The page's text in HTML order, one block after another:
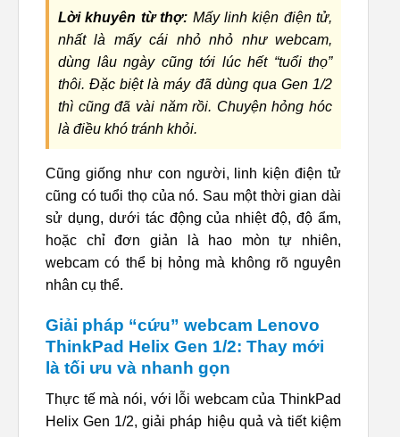
Lời khuyên từ thợ: Mấy linh kiện điện tử,
nhất là mấy cái nhỏ nhỏ như webcam,
dùng lâu ngày cũng tới lúc hết “tuổi thọ”
thôi. Đặc biệt là máy đã dùng qua Gen 1/2
thì cũng đã vài năm rồi. Chuyện hỏng hóc
là điều khó tránh khỏi.
Cũng giống như con người, linh kiện điện tử
cũng có tuổi thọ của nó. Sau một thời gian dài
sử dụng, dưới tác động của nhiệt độ, độ ẩm,
hoặc chỉ đơn giản là hao mòn tự nhiên,
webcam có thể bị hỏng mà không rõ nguyên
nhân cụ thể.
Giải pháp “cứu” webcam Lenovo
ThinkPad Helix Gen 1/2: Thay mới
là tối ưu và nhanh gọn
Thực tế mà nói, với lỗi webcam của ThinkPad
Helix Gen 1/2, giải pháp hiệu quả và tiết kiệm